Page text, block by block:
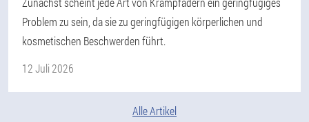
Problem zu sein, da sie zu geringfügigen körperlichen und
kosmetischen Beschwerden führt.
12 Juli 2026
Alle Artikel